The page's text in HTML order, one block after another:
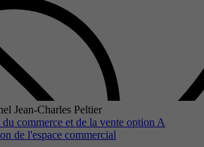
Jean-Charles Peltier
commerce et de la vente option A
de l'espace commercial